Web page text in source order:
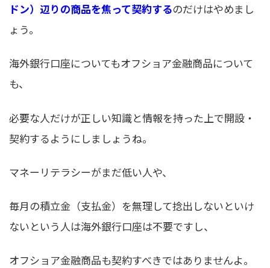
ドン）辺りの商品を焦って契約するのだけはやめまし
ょう。
海外銀行口座についてもオフショア金融商品について
も、
必要な人だけが正しい知識と情報を持った上で開設・
契約するようにしましょうね。
マネーリテラシーがまだ低い人や、
毎月の積立金（支払金）を無理して捻出しないといけ
ないという人は海外銀行口座は不要ですし、
オフショア金融商品も契約すべきではありませんよ。